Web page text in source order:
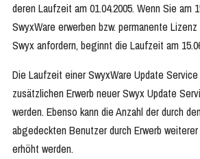
deren Laufzeit am 01.04.2005. Wenn Sie am
SwyxWare erwerben bzw. permanente
Swyx anfordern, beginnt die Laufzeit am
Die Laufzeit einer SwyxWare Update Service
zusätzlichen Erwerb neuer Swyx Update
werden. Ebenso kann die Anzahl der durch
abgedeckten Benutzer durch Erwerb
erhöht werden.